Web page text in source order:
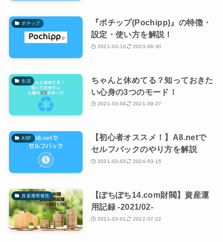
ポチップ
『ポチップ(Pochipp)』の特徴・
設定・使い方を解説！
2021-03-10 2023-06-30
生活
ちゃんと休めてる？知っておきた
い心身の3つのモード！
2021-03-04 2021-09-27
ASP
【初心者オススメ！】A8.netで
セルフバックのやり方を解説
2021-03-03 2024-03-15
資産運用報告
【ぽちぽち14.com財閥】資産運
用記録 -2021/02-
2021-03-01 2022-07-22